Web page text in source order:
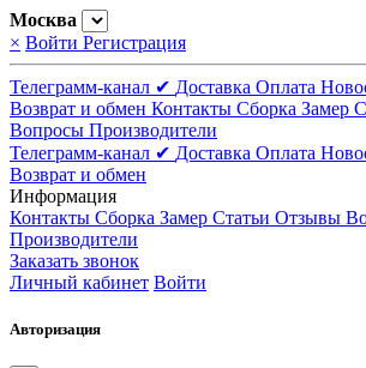
Москва
× Войти Регистрация
Телеграмм-канал ✔ Доставка Оплата
Возврат и обмен Контакты Сборка Замер
Вопросы Производители
Телеграмм-канал ✔ Доставка Оплата
Возврат и обмен
Информация
Контакты Сборка Замер Статьи Отзывы
Производители
Заказать звонок
Личный кабинет Войти
Авторизация